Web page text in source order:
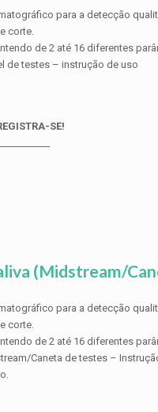
para a detecção
corte.
de 2 até 16 diferentes
de testes – instrução de uso
SE!
(Midstream/
para a detecção
corte.
de 2 até 16 diferentes
Caneta de testes –